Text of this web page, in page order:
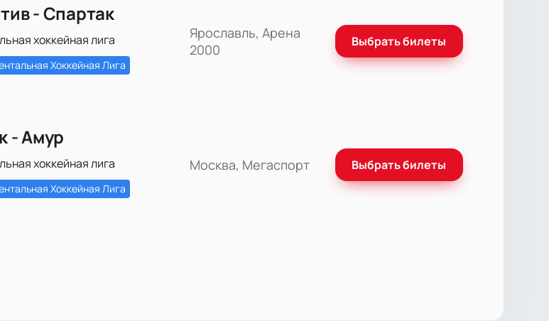
- Спартак
хоккейная лига
Хоккейная Лига
Ярославль, Арена
2000
Выбрать билеты
- Амур
хоккейная лига
Хоккейная Лига
Москва, Мегаспорт Выбрать билеты